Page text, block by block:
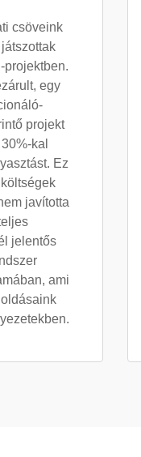
csöveink
projektben.
egy
projekt
kal
Ez
javította
jelentős
ami